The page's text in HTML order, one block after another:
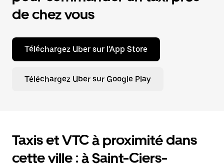
de chez vous
Téléchargez Uber sur l'App Store
Téléchargez Uber sur Google Play
Taxis et VTC à proximité dans
cette ville : à Saint-Ciers-